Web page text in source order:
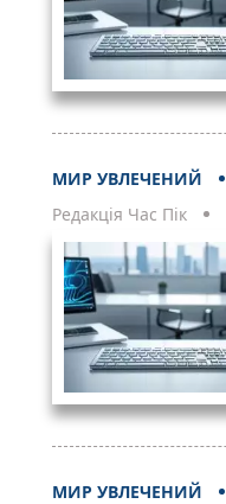
МИР УВЛЕЧЕНИЙ
Редакція Час Пік
МИР УВЛЕЧЕНИЙ